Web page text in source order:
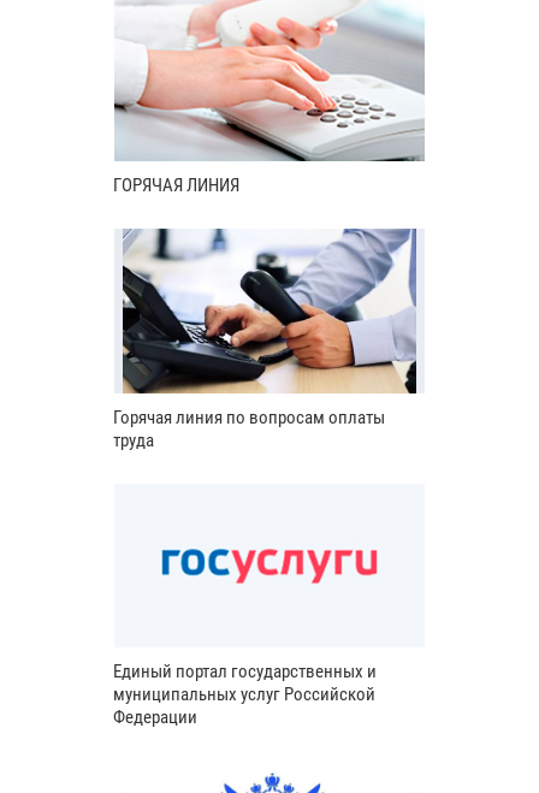
ГОРЯЧАЯ ЛИНИЯ
Горячая линия по вопросам оплаты
труда
Единый портал государственных и
муниципальных услуг Российской
Федерации